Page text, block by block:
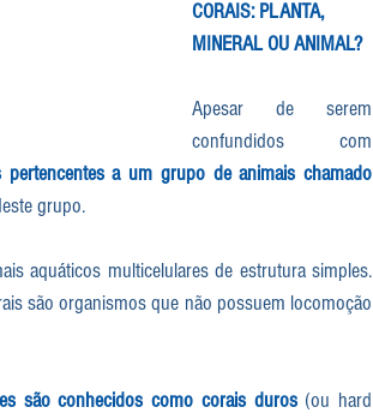
CORAIS: PLANTA,
MINERAL OU ANIMAL?
Apesar de serem
confundidos com
a um grupo de animais chamado
grupo.
são organismos que não possuem locomoção
são conhecidos como corais duros (ou hard